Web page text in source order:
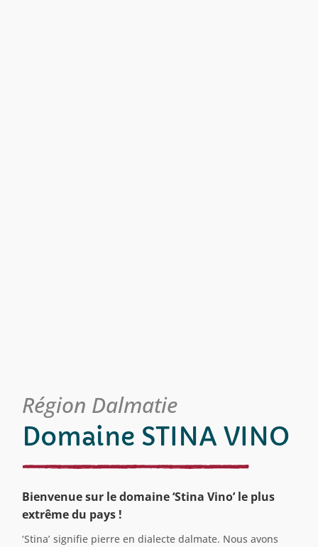
Région Dalmatie
Domaine STINA VINO
Bienvenue sur le domaine ‘Stina Vino’ le plus
extrême du pays !
‘Stina’ signifie pierre en dialecte dalmate. Nous avons